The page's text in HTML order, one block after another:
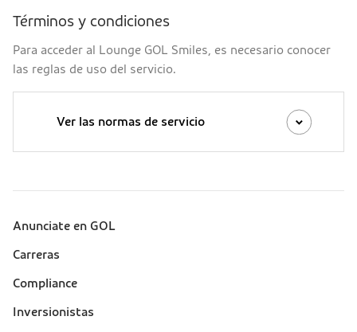
Términos y condiciones
Para acceder al Lounge GOL Smiles, es necesario conocer
las reglas de uso del servicio.
Ver las normas de servicio
Sobre a Gol (footer)
Anunciate en GOL
Carreras
Compliance
Inversionistas